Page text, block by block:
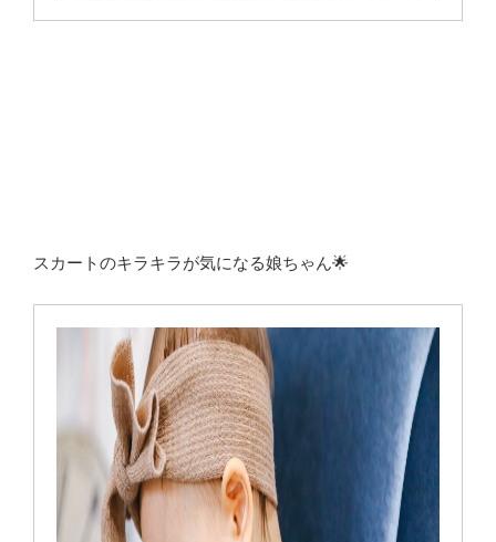
スカートのキラキラが気になる娘ちゃん🌟